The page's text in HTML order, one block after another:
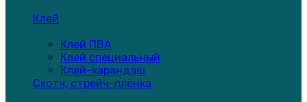
Клей
Клей ПВА
Клей специальный
Клей-карандаш
Скотч, стрейч-плёнка